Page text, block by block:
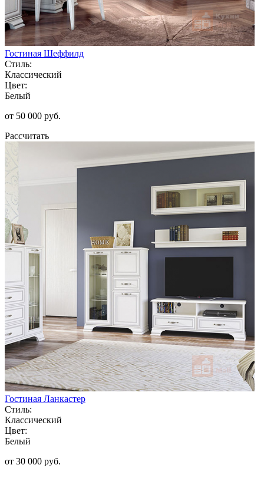
Гостиная Шеффилд
Стиль:
Классический
Цвет:
Белый
от 50 000 руб.
Рассчитать
Гостиная Ланкастер
Стиль:
Классический
Цвет:
Белый
от 30 000 руб.